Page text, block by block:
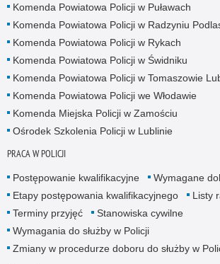
Komenda Powiatowa Policji w Puławach
Komenda Powiatowa Policji w Radzyniu
Komenda Powiatowa Policji w Rykach
Komenda Powiatowa Policji w Świdniku
Komenda Powiatowa Policji w Tomaszowie
Komenda Powiatowa Policji we Włodawie
Komenda Miejska Policji w Zamościu
Ośrodek Szkolenia Policji w Lublinie
PRACA W POLICJI
Postępowanie kwalifikacyjne
Wymagane
Etapy postępowania kwalifikacyjnego
Listy
Terminy przyjęć
Stanowiska cywilne
Wymagania do służby w Policji
Zmiany w procedurze doboru do służby w